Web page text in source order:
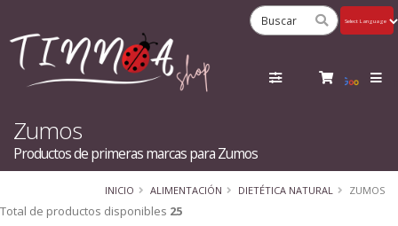
Zumos
Productos de primeras marcas para Zumos
INICIO ALIMENTACIÓN DIETÉTICA NATURAL ZUMOS
Total de productos disponibles 25